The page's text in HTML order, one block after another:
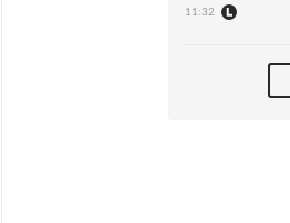
11:32